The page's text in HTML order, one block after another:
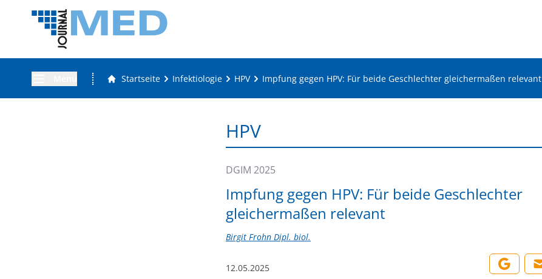
Startseite Infektiologie HPV Impfung gegen HPV: Für beide Geschlechter gleichermaßen relevant
HPV
DGIM 2025
Impfung gegen HPV: Für beide Geschlechter
gleichermaßen relevant
Birgit Frohn Dipl. biol.
12.05.2025